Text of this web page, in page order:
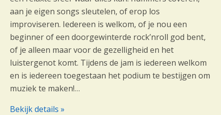
aan je eigen songs sleutelen, of erop los
improviseren. Iedereen is welkom, of je nou een
beginner of een doorgewinterde rock’nroll god bent,
of je alleen maar voor de gezelligheid en het
luistergenot komt. Tijdens de jam is iedereen welkom
en is iedereen toegestaan het podium te bestijgen om
muziek te maken!…
Bekijk details »